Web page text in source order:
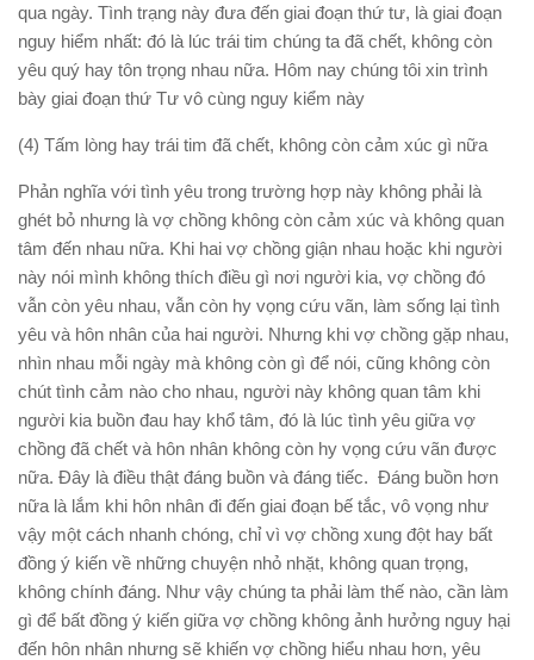
qua ngày. Tình trạng này đưa đến giai đoạn thứ tư, là giai đoạn
nguy hiểm nhất: đó là lúc trái tim chúng ta đã chết, không còn
yêu quý hay tôn trọng nhau nữa. Hôm nay chúng tôi xin trình
bày giai đoạn thứ Tư vô cùng nguy kiểm này
(4) Tấm lòng hay trái tim đã chết, không còn cảm xúc gì nữa
Phản nghĩa với tình yêu trong trường hợp này không phải là
ghét bỏ nhưng là vợ chồng không còn cảm xúc và không quan
tâm đến nhau nữa. Khi hai vợ chồng giận nhau hoặc khi người
này nói mình không thích điều gì nơi người kia, vợ chồng đó
vẫn còn yêu nhau, vẫn còn hy vọng cứu vãn, làm sống lại tình
yêu và hôn nhân của hai người. Nhưng khi vợ chồng gặp nhau,
nhìn nhau mỗi ngày mà không còn gì để nói, cũng không còn
chút tình cảm nào cho nhau, người này không quan tâm khi
người kia buồn đau hay khổ tâm, đó là lúc tình yêu giữa vợ
chồng đã chết và hôn nhân không còn hy vọng cứu vãn được
nữa. Đây là điều thật đáng buồn và đáng tiếc. Đáng buồn hơn
nữa là lắm khi hôn nhân đi đến giai đoạn bế tắc, vô vọng như
vậy một cách nhanh chóng, chỉ vì vợ chồng xung đột hay bất
đồng ý kiến về những chuyện nhỏ nhặt, không quan trọng,
không chính đáng. Như vậy chúng ta phải làm thế nào, cần làm
gì để bất đồng ý kiến giữa vợ chồng không ảnh hưởng nguy hại
đến hôn nhân nhưng sẽ khiến vợ chồng hiểu nhau hơn, yêu